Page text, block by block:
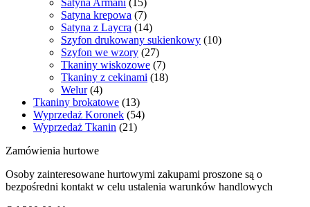
Satyna Armani (15)
Satyna krepowa (7)
Satyna z Laycrą (14)
Szyfon drukowany sukienkowy (10)
Szyfon we wzory (27)
Tkaniny wiskozowe (7)
Tkaniny z cekinami (18)
Welur (4)
Tkaniny brokatowe (13)
Wyprzedaż Koronek (54)
Wyprzedaż Tkanin (21)
Zamówienia hurtowe
Osoby zainteresowane hurtowymi zakupami proszone są o
bezpośredni kontakt w celu ustalenia warunków handlowych